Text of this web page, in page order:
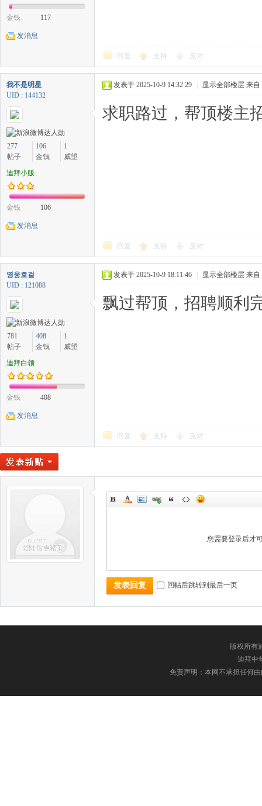
金钱 117
发消息
回复 支持 反对
我不是明星
UID : 144132
277
帖子
106
金钱
1
威望
迪拜小贩
金钱 106
发消息
发表于 2025-10-9 14:32:29 显示全部楼层 来自
求职路过，帮顶楼主
回复 支持 反对
영웅호걸
UID : 121088
781
帖子
408
金钱
1
威望
迪拜白领
金钱 408
发消息
发表于 2025-10-9 18:11:46 显示全部楼层 来自
飘过帮顶，招聘顺利
回复 支持 反对
您需要登录后才
发表回复 回帖后跳转到最后一页
版权所有
迪拜中
免责声明：本网不承担任何